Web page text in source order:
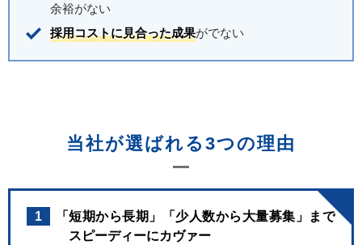
余裕がない
採用コストに見合った成果がでない
当社が選ばれる3つの理由
1
「短期から長期」「少人数から大量募集」まで
スピーディーにカヴァー